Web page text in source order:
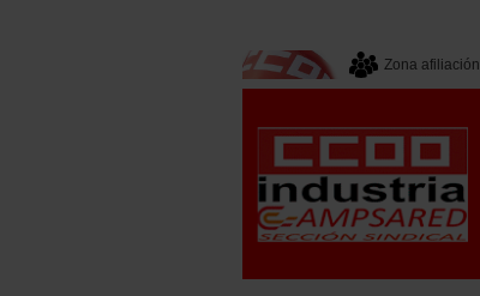
Zona afiliación